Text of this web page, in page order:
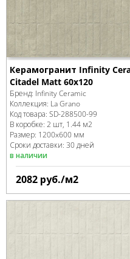
Керамогранит Infinity
Citadel Matt 60x120
Бренд: Infinity Ceramic
Коллекция: La Grano
Код товара: SD-288500-99
В коробке: 2 шт, 1.44 м2
Размер: 1200x600 мм
Сроки доставки: 30 дней
в наличии
2082 руб./м2